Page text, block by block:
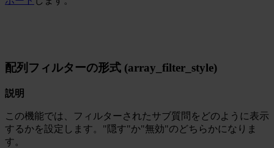
配列フィルターの形式 (array_filter_style)
説明
この機能では、フィルターされたサブ質問をどのように表示
するかを設定します。"隠す"か"無効"のどちらかになりま
す。